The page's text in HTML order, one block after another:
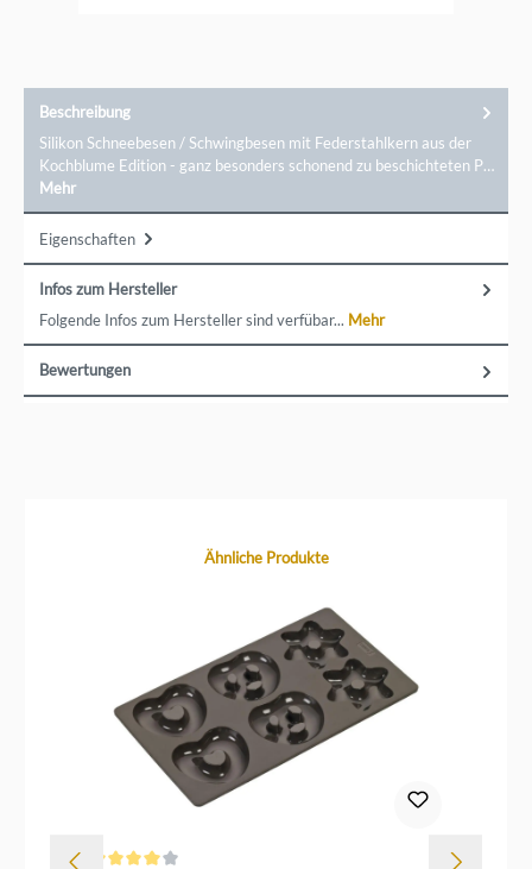
Beschreibung
Silikon Schneebesen / Schwingbesen mit Federstahlkern aus der
Kochblume Edition - ganz besonders schonend zu beschichteten P…
Mehr
Eigenschaften
Infos zum Hersteller
Folgende Infos zum Hersteller sind verfübar... Mehr
Bewertungen
Produktgalerie überspringenÄhnliche Produkte